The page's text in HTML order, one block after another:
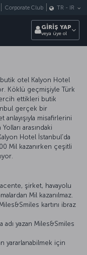
Corporate Club TR - IR
GİRİŞ YAP
veya üye ol
butik otel Kalyon Hotel
Köklü geçmişiyle Türk
ettikleri butik
gerçek bir
misafirlerini
arasındaki
Hotel İstanbul'da
Mil kazanırken çeşitli
şirket, havayolu
Mil kazanılmaz.
kartını ibraz
adı yazan Miles&Smiles
yararlanabilmek için